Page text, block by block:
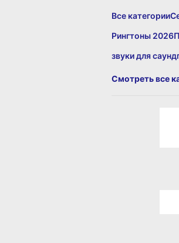
Все категории
Рингтоны 2026
звуки для
Смотреть все